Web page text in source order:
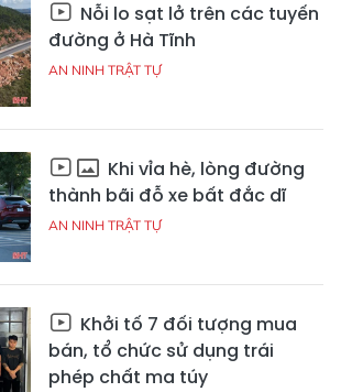
Nỗi lo sạt lở trên các tuyến
đường ở Hà Tĩnh
AN NINH TRẬT TỰ
Khi vỉa hè, lòng đường
thành bãi đỗ xe bất đắc dĩ
AN NINH TRẬT TỰ
Khởi tố 7 đối tượng mua
bán, tổ chức sử dụng trái
phép chất ma túy